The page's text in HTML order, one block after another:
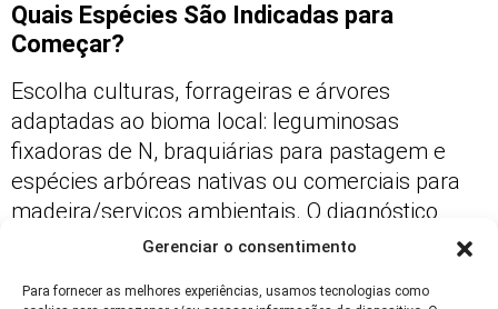
Gerenciar o consentimento
Para fornecer as melhores experiências, usamos tecnologias como
Quais Espécies São Indicadas para
Começar?
Escolha culturas, forrageiras e árvores
adaptadas ao bioma local: leguminosas
fixadoras de N, braquiárias para pastagem e
espécies arbóreas nativas ou comerciais para
madeira/serviços ambientais. O diagnóstico
regional orienta seleção adequada.
Preciso de Crédito ou Assistência